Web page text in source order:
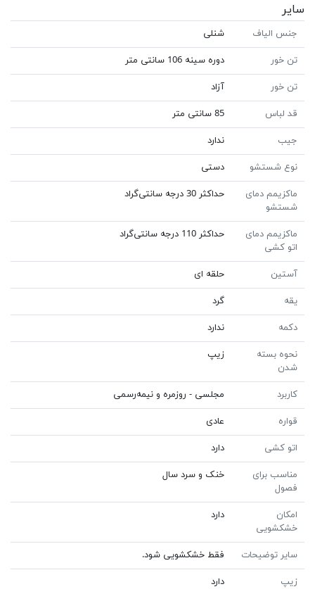
سایر
جنس الیاف شنلی
تن خور دوره سینه 106 سانتی متر
تن خور آزاد
قد لباس 85 سانتی متر
جیب ندارد
نوع شستشو دستی
ماکزیمم دمای
شستشو
حداکثر 30 درجه سانتی‌گراد
ماکزیمم دمای
اتو کشی
حداکثر 110 درجه سانتی‌گراد
آستین حلقه ای
یقه گرد
دکمه ندارد
نحوه بسته
شدن
زیپ
کاربرد مجلسی - روزمره و نیمه‌رسمی
قواره عادی
اتو کشی دارد
مناسب برای
فصول
خنک و سرد سال
امکان
خشکشویی
دارد
سایر توضیحات فقط خشکشویی شود.
زیپ دارد